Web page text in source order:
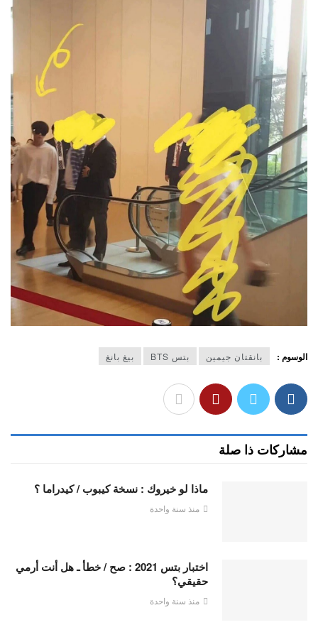
الوسوم : بانقتان جيمين بتس BTS بيغ بانغ
مشاركات ذا صلة
ماذا لو خيروك : نسخة كيبوب / كيدراما ؟
منذ سنة واحدة
اختبار بتس 2021 : صح / خطأ ـ هل أنت أرمي
حقيقي؟
منذ سنة واحدة